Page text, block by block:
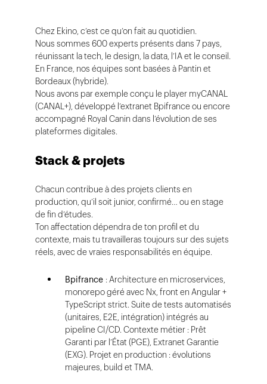
Chez Ekino, c’est ce qu’on fait au quotidien.
Nous sommes 600 experts présents dans 7 pays,
réunissant la tech, le design, la data, l’IA et le conseil.
En France, nos équipes sont basées à Pantin et
Bordeaux (hybride).
Nous avons par exemple conçu le player myCANAL
(CANAL+), développé l’extranet Bpifrance ou encore
accompagné Royal Canin dans l’évolution de ses
plateformes digitales.
Stack & projets
Chacun contribue à des projets clients en
production, qu’il soit junior, confirmé… ou en stage
de fin d’études.
Ton affectation dépendra de ton profil et du
contexte, mais tu travailleras toujours sur des sujets
réels, avec de vraies responsabilités en équipe.
Bpifrance : Architecture en microservices,
monorepo géré avec Nx, front en Angular +
TypeScript strict. Suite de tests automatisés
(unitaires, E2E, intégration) intégrés au
pipeline CI/CD. Contexte métier : Prêt
Garanti par l’État (PGE), Extranet Garantie
(EXG). Projet en production : évolutions
majeures, build et TMA.